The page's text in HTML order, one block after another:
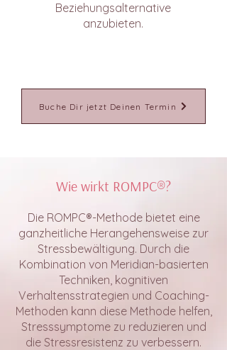
Beziehungsalternative
anzubieten.
Buche Dir jetzt Deinen Termin
Wie wirkt ROMPC®?
Die ROMPC®-Methode bietet eine
ganzheitliche Herangehensweise zur
Stressbewältigung. Durch die
Kombination von Meridian-basierten
Techniken, kognitiven
Verhaltensstrategien und Coaching-
Methoden kann diese Methode helfen,
Stresssymptome zu reduzieren und
die Stressresistenz zu verbessern.